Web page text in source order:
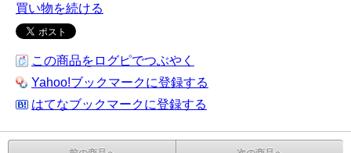
買い物を続ける
この商品をログピでつぶやく
Yahoo!ブックマークに登録する
はてなブックマークに登録する